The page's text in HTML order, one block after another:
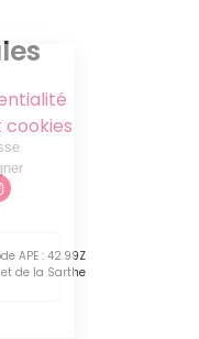
cookies
APE : 42.99Z
de la Sarthe